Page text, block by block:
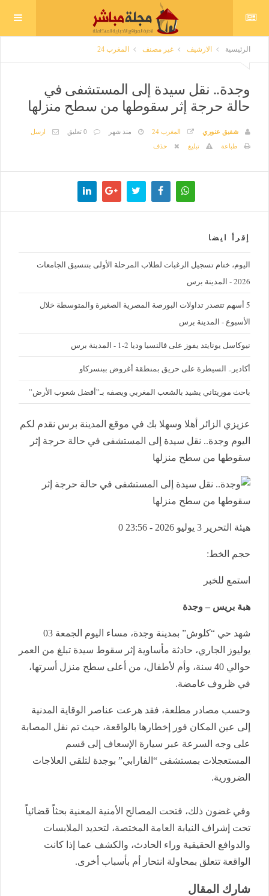
الرئيسية الارشيف غير مصنف المغرب 24
وجدة.. نقل سيدة إلى المستشفى في
حالة حرجة إثر سقوطها من سطح منزلها
شفيق عنوري المغرب 24 منذ شهر 0 تعليق
ارسل
طباعة
تبليغ حذف
إقرأ ايضا
اليوم، ختام تسجيل الرغبات لطلاب المرحلة الأولى بتنسيق الجامعات
2026 - المدينة برس
5 أسهم تتصدر تداولات البورصة المصرية الصغيرة والمتوسطة خلال
الأسبوع - المدينة برس
نيوكاسل يونايتد يفوز على فالنسيا وديا 2-1 - المدينة برس
أكادير.. السيطرة على حريق بمنطقة أغروض ببنسركاو
باحث موريتاني يشيد بالشعب المغربي ويصفه بـ”أفضل شعوب الأرض”
عزيزي الزائر أهلا وسهلا بك في موقع المدينة برس نقدم لكم
اليوم وجدة.. نقل سيدة إلى المستشفى في حالة حرجة إثر
سقوطها من سطح منزلها
هيئة التحرير 3 يوليو 2026 - 23:56 0
حجم الخط:
استمع للخبر
هبة بريس – وجدة
​شهد حي “كلوش” بمدينة وجدة، مساء اليوم الجمعة 03
يوليوز الجاري، حادثة مأساوية إثر سقوط سيدة تبلغ من العمر
حوالي 40 سنة، وأم لأطفال، من أعلى سطح منزل أسرتها،
في ظروف غامضة.
​وحسب مصادر مطلعة، فقد هرعت عناصر الوقاية المدنية
إلى عين المكان فور إخطارها بالواقعة، حيث تم نقل المصابة
على وجه السرعة عبر سيارة الإسعاف إلى قسم
المستعجلات بمستشفى “الفارابي” بوجدة لتلقي العلاجات
الضرورية.
​وفي غضون ذلك، فتحت المصالح الأمنية المعنية بحثاً قضائياً
تحت إشراف النيابة العامة المختصة، لتحديد الملابسات
والدوافع الحقيقية وراء الحادث، والكشف عما إذا كانت
الواقعة تتعلق بمحاولة انتحار أم بأسباب أخرى.
شارك المقال